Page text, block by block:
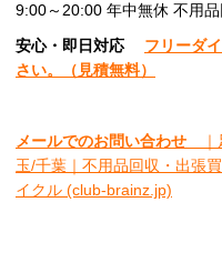
9:00～20:00 年中無休 不用
安心・即日対応 フリーダ
さい。
（見積無料）
メールでのお問い合わせ
玉/千葉｜不用品回収・出張
イクル (club-brainz.jp)